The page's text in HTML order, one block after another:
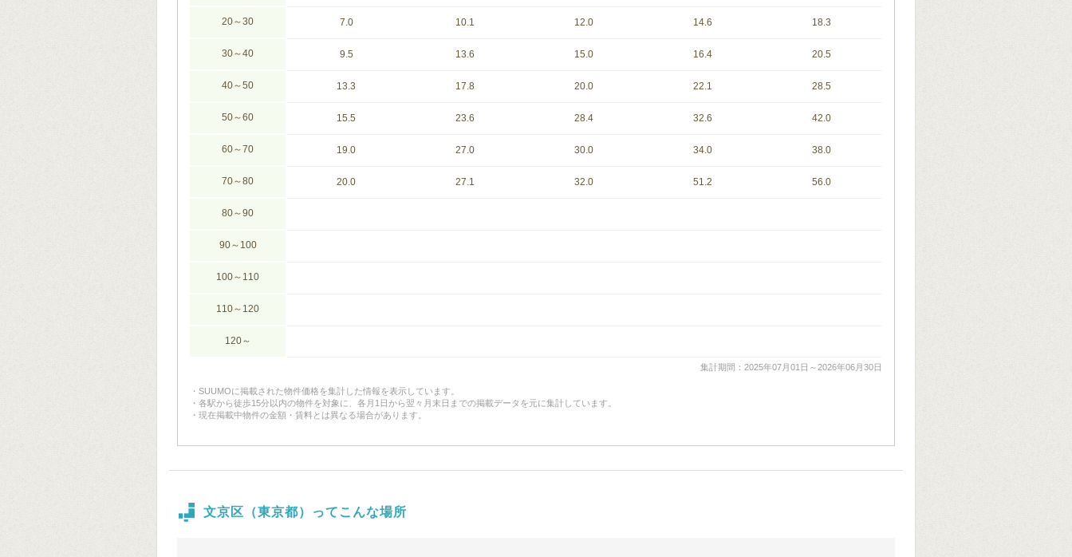
20～30 7.0 10.1 12.0 14.6 18.3
30～40 9.5 13.6 15.0 16.4 20.5
40～50 13.3 17.8 20.0 22.1 28.5
50～60 15.5 23.6 28.4 32.6 42.0
60～70 19.0 27.0 30.0 34.0 38.0
70～80 20.0 27.1 32.0 51.2 56.0
80～90
90～100
100～110
110～120
120～
集計期間：2025年07月01日～2026年06月30日
SUUMOに掲載された物件価格を集計した情報を表示しています。
各駅から徒歩15分以内の物件を対象に、各月1日から翌々月末日までの掲載データを元に集計しています。
現在掲載中物件の金額・賃料とは異なる場合があります。
文京区（東京都）ってこんな場所